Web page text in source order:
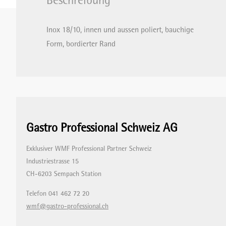
STABMIXER/GEWERBEMIXER/BLIXER
WARMHALTEGERÄTE
Inox 18/10, innen und aussen poliert, bauchige
Form, bordierter Rand
Gastro Professional Schweiz AG
Exklusiver WMF Professional Partner Schweiz
Industriestrasse 15
CH-6203 Sempach Station
Telefon 041 462 72 20
wmf@gastro-professional.ch